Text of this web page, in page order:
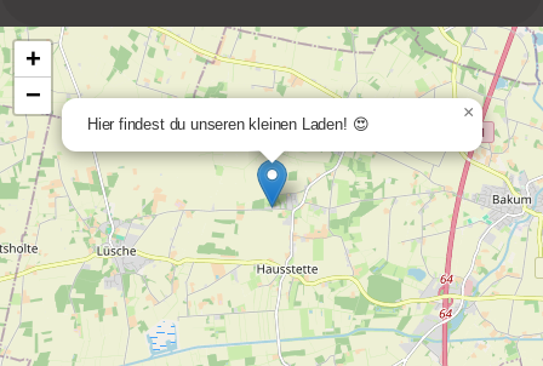
Hier findest du unseren kleinen Laden! 😍
×
+
−